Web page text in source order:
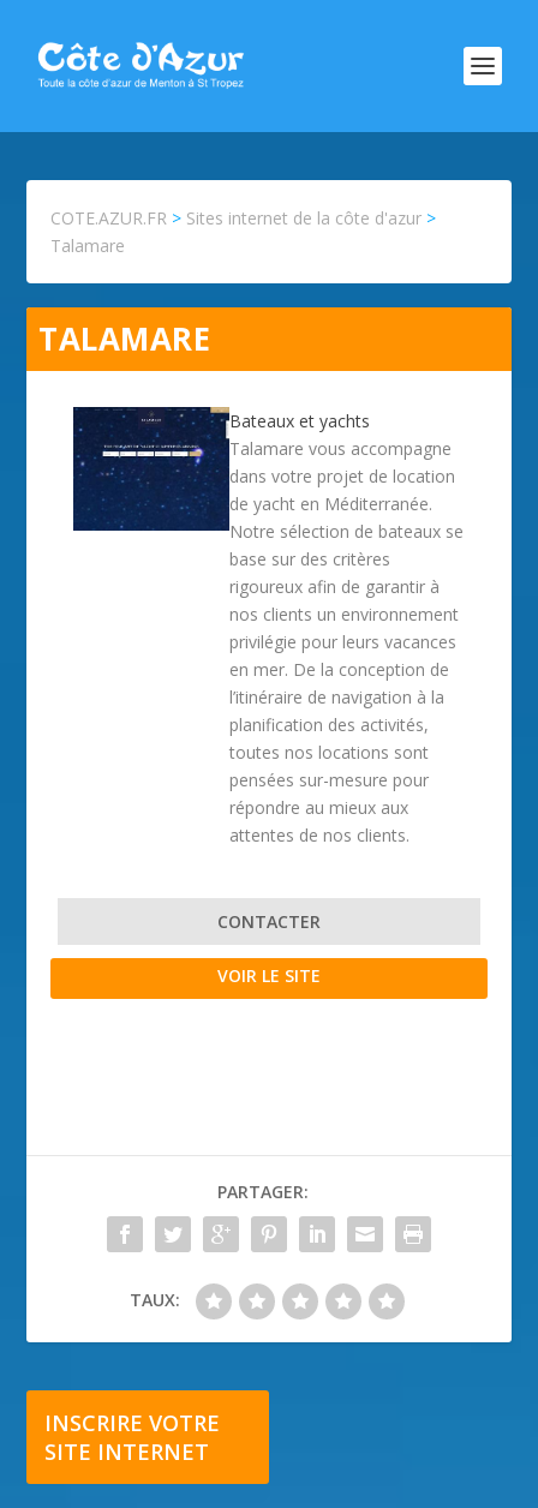
COTE.AZUR.FR > Sites internet de la côte d'azur >
Talamare
TALAMARE
Bateaux et yachts
Talamare vous accompagne
dans votre projet de location
de yacht en Méditerranée.
Notre sélection de bateaux se
base sur des critères
rigoureux afin de garantir à
nos clients un environnement
privilégie pour leurs vacances
en mer. De la conception de
l’itinéraire de navigation à la
planification des activités,
toutes nos locations sont
pensées sur-mesure pour
répondre au mieux aux
attentes de nos clients.
CONTACTER
VOIR LE SITE
PARTAGER:
TAUX:
INSCRIRE VOTRE
SITE INTERNET